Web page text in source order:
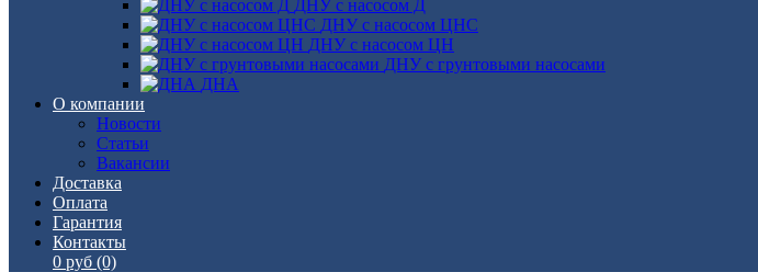
ДНУ с насосом Д
ДНУ с насосом ЦНС
ДНУ с насосом ЦН
ДНУ с грунтовыми насосами
ДНА
О компании
Новости
Статьи
Вакансии
Доставка
Оплата
Гарантия
Контакты
0 руб (0)